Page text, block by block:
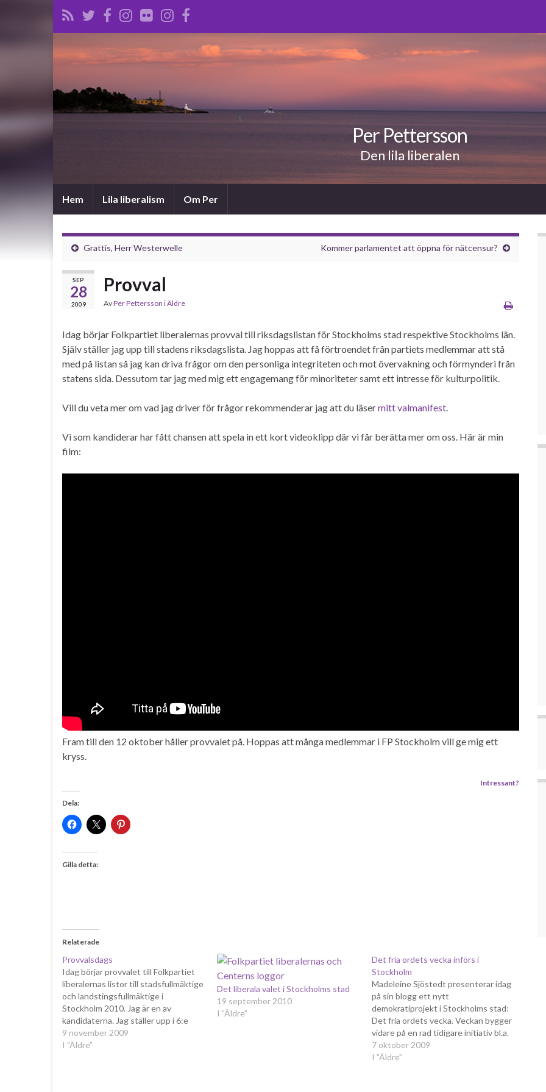
Per Pettersson
Den lila liberalen
Hem Lila liberalism Om Per
Grattis, Herr Westerwelle Kommer parlamentet att öppna för nätcensur?
SEP
28
2009
Provval
AvPer Pettersson iÄldre
Idag börjar Folkpartiet liberalernas provval till riksdagslistan för Stockholms stad respektive Stockholms län.
Själv ställer jag upp till stadens riksdagslista. Jag hoppas att få förtroendet från partiets medlemmar att stå
med på listan så jag kan driva frågor om den personliga integriteten och mot övervakning och förmynderi från
statens sida. Dessutom tar jag med mig ett engagemang för minoriteter samt ett intresse för kulturpolitik.
Vill du veta mer om vad jag driver för frågor rekommenderar jag att du läsermitt valmanifest.
Vi som kandiderar har fått chansen att spela in ett kort videoklipp där vi får berätta mer om oss. Här är min
film:
Fram till den 12 oktober håller provvalet på. Hoppas att många medlemmar i FP Stockholm vill ge mig ett
kryss.
Intressant?
Dela:
Gilla detta:
Relaterade
Provvalsdags
Idag börjar provvalet till Folkpartiet
liberalernas listor till stadsfullmäktige
och landstingsfullmäktige i
Stockholm 2010. Jag är en av
kandidaterna. Jag ställer upp i 6:e
kretsen, vilken ungefärligt omfattar
stadsdelarna Hässelby-Vällingby,
9 november 2009
I ”Äldre”
Det liberala valet i Stockholms stad
19 september 2010
I ”Äldre”
Det fria ordets vecka införs i
Stockholm
Madeleine Sjöstedt presenterar idag
på sin blogg ett nytt
demokratiprojekt i Stockholms stad:
Det fria ordets vecka. Veckan bygger
vidare på en rad tidigare initiativ bl.a.
från dåvarande kulturborgarrådet
Birgitta Rydell (FP) om
7 oktober 2009
I ”Äldre”